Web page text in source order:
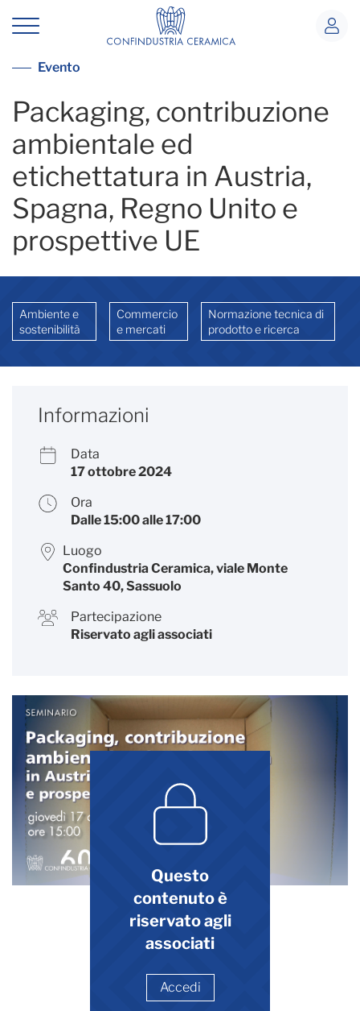
Seminario Packaging 17_10
Vai alla lista eventi
Evento
Packaging, contribuzione
ambientale ed
etichettatura in Austria,
Spagna, Regno Unito e
prospettive UE
Ambiente e
sostenibilità
Commercio
e mercati
Normazione tecnica di
prodotto e ricerca
Questo
contenuto è
riservato agli
associati
Accedi
Informazioni
Data
17 ottobre 2024
Ora
Dalle 15:00 alle 17:00
Luogo
Confindustria Ceramica, viale Monte
Santo 40, Sassuolo
Partecipazione
Riservato agli associati